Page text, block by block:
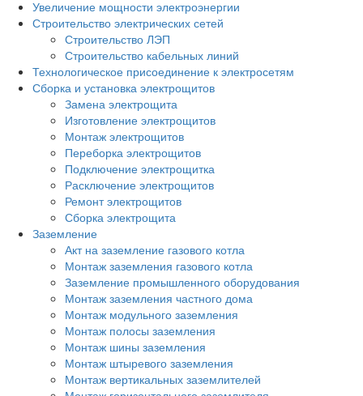
Увеличение мощности электроэнергии
Строительство электрических сетей
Строительство ЛЭП
Строительство кабельных линий
Технологическое присоединение к электросетям
Сборка и установка электрощитов
Замена электрощита
Изготовление электрощитов
Монтаж электрощитов
Переборка электрощитов
Подключение электрощитка
Расключение электрощитов
Ремонт электрощитов
Сборка электрощита
Заземление
Акт на заземление газового котла
Монтаж заземления газового котла
Заземление промышленного оборудования
Монтаж заземления частного дома
Монтаж модульного заземления
Монтаж полосы заземления
Монтаж шины заземления
Монтаж штыревого заземления
Монтаж вертикальных заземлителей